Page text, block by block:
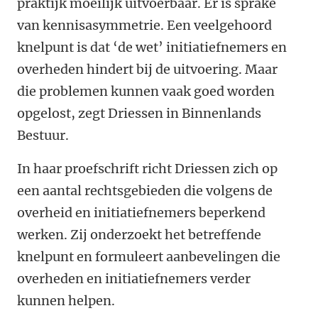
praktijk moeilijk uitvoerbaar. Er is sprake
van kennisasymmetrie. Een veelgehoord
knelpunt is dat ‘de wet’ initiatiefnemers en
overheden hindert bij de uitvoering. Maar
die problemen kunnen vaak goed worden
opgelost, zegt Driessen in Binnenlands
Bestuur.
In haar proefschrift richt Driessen zich op
een aantal rechtsgebieden die volgens de
overheid en initiatiefnemers beperkend
werken. Zij onderzoekt het betreffende
knelpunt en formuleert aanbevelingen die
overheden en initiatiefnemers verder
kunnen helpen.